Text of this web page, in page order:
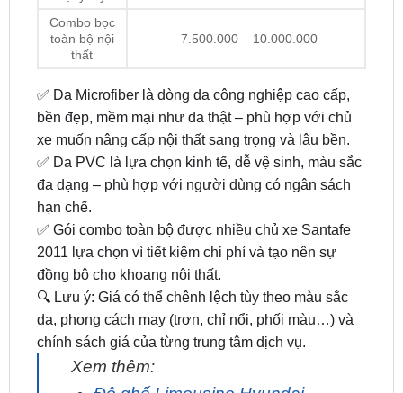
✅ Da Microfiber là dòng da công nghiệp cao cấp,
xe muốn nâng cấp nội thất sang trọng và lâu bền.
✅ Da PVC là lựa chọn kinh tế, dễ vệ sinh, màu sắc
đa dạng – phù hợp với người dùng có ngân sách
hạn chế.
✅ Gói combo toàn bộ được nhiều chủ xe Santafe
2011 lựa chọn vì tiết kiệm chi phí và tạo nên sự
đồng bộ cho khoang nội thất.
🔍 Lưu ý: Giá có thể chênh lệch tùy theo màu sắc
da, phong cách may (trơn, chỉ nổi, phối màu…) và
chính sách giá của từng trung tâm dịch vụ.
Xem thêm:
Độ ghế Limousine Hyundai
Santafe 2024 uy tín số một tại